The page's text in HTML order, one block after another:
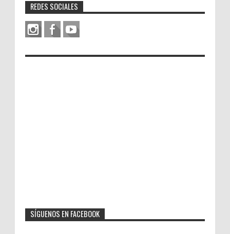
REDES SOCIALES
SÍGUENOS EN FACEBOOK